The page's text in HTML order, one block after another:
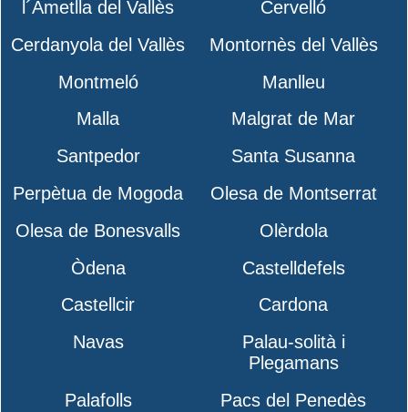
l´Ametlla del Vallès
Cervelló
Cerdanyola del Vallès
Montornès del Vallès
Montmeló
Manlleu
Malla
Malgrat de Mar
Santpedor
Santa Susanna
Perpètua de Mogoda
Olesa de Montserrat
Olesa de Bonesvalls
Olèrdola
Òdena
Castelldefels
Castellcir
Cardona
Navas
Palau-solità i
Plegamans
Palafolls
Pacs del Penedès